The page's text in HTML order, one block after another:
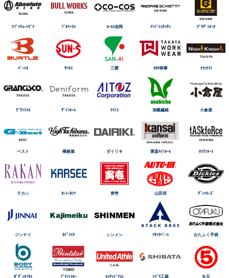
ｱﾌﾞｿﾘｭｰﾄｷﾞｱ ﾌﾞﾙﾜｰｸｽ ｺｰｺｽ信岡 ｱﾝﾄﾞﾚｽｹｯﾃｨ ｸﾞﾗﾃﾞｨｴｰﾀ
ﾊﾞｰﾄﾙ ｻﾝｴｽ 三愛 ﾀｶﾔ商事 ﾅｲtﾅｲﾄ
ｸﾞﾗﾝｼｽｺ ﾃﾞﾆﾌｫｰﾑ ｱｲﾄｽ 旭蝶繊維 小倉屋
ベスト 橘被服 ダイリキ 寛斎ﾕﾆﾌｫｰﾑ ﾀｽｸﾌｫｰｽ
ラカン ｶｰｼｰｶｼﾏ 寅壱 山田辰 ﾃﾞｨｯｷｰｽﾞ
ジンナイ ｶｼﾞﾒｲｸ シンメン ｱﾀｯｸﾍﾞｰｽ おたふく手袋
ﾎﾞﾃﾞｨﾀﾌﾈｽ ﾌﾟﾘﾝﾄｽﾀｰ ﾕﾆﾃｯﾄﾞｱｽﾚ ｼﾊﾞﾗ工業 丸五